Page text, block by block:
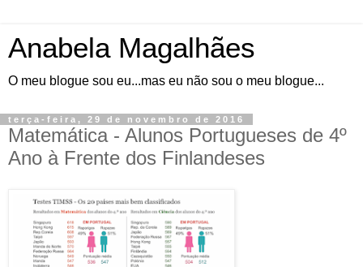
Anabela Magalhães
O meu blogue sou eu...mas eu não sou o meu blogue...
terça-feira, 29 de novembro de 2016
Matemática - Alunos Portugueses de 4º
Ano à Frente dos Finlandeses